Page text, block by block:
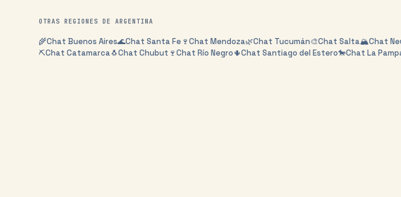
OTRAS REGIONES DE ARGENTINA
🌾Chat Buenos Aires🌊Chat Santa Fe 🍷Chat Mendoza🌿Chat Tucumán🎨Chat Salta🏔️Chat
⛏️Chat Catamarca🐧Chat Chubut 🍷Chat Río Negro🌵Chat Santiago del Estero🐎Chat La